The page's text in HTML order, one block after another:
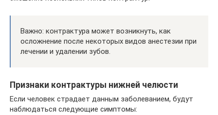
Важно: контрактура может возникнуть, как
осложнение после некоторых видов анестезии при
лечении и удалении зубов.
Признаки контрактуры нижней челюсти
Если человек страдает данным заболеванием, будут
наблюдаться следующие симптомы: